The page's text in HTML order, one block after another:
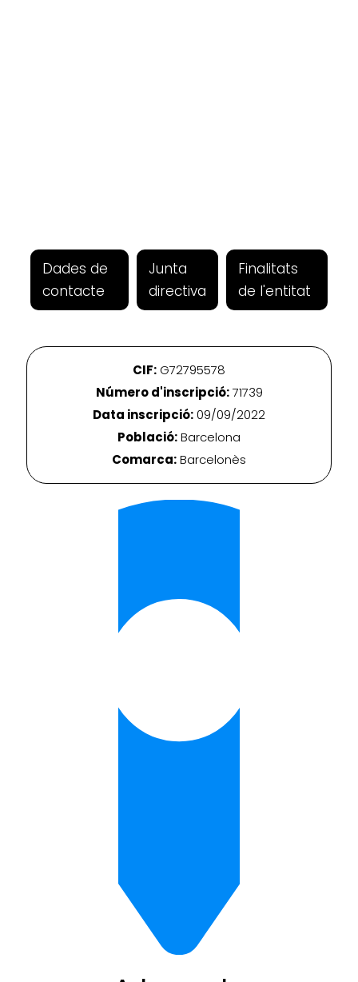
Dades de
contacte
Junta
directiva
Finalitats
de l'entitat
CIF: G72795578
Número d'inscripció:71739
Data inscripció:09/09/2022
Població:Barcelona
Comarca:Barcelonès